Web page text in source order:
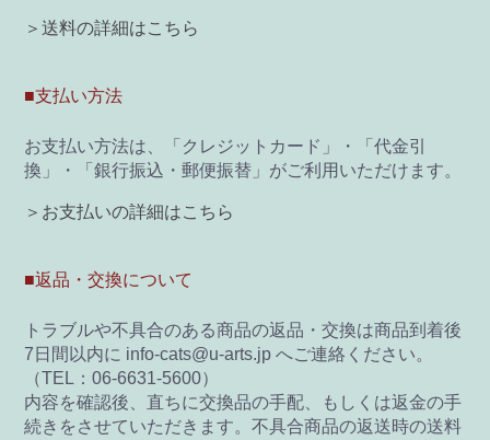
＞送料の詳細はこちら
■支払い方法
お支払い方法は、「クレジットカード」・「代金引
換」・「銀行振込・郵便振替」がご利用いただけます。
＞お支払いの詳細はこちら
■返品・交換について
トラブルや不具合のある商品の返品・交換は商品到着後
7日間以内に info-cats@u-arts.jp へご連絡ください。
（TEL：06-6631-5600）
内容を確認後、直ちに交換品の手配、もしくは返金の手
続きをさせていただきます。不具合商品の返送時の送料